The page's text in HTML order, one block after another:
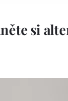
na výrobu
schopen
si